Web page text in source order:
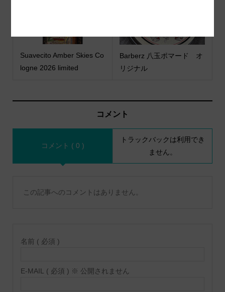
Suavecito Amber Skies Co
logne 2026 limited
Barberz 八玉ポマード オ
リジナル
コメント
コメント ( 0 )
トラックバックは利用でき
ません。
この記事へのコメントはありません。
名前 ( 必須 )
E-MAIL ( 必須 ) ※ 公開されません